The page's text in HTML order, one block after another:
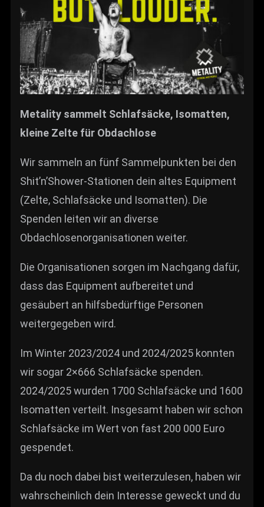
Metality sammelt Schlafsäcke, Isomatten,
kleine Zelte für Obdachlose
Wir sammeln an fünf Sammelpunkten bei den
Shit’n’Shower-Stationen dein altes Equipment
(Zelte, Schlafsäcke und Isomatten). Die
Spenden leiten wir an diverse
Obdachlosenorganisationen weiter.
Die Organisationen sorgen im Nachgang dafür,
dass das Equipment aufbereitet und
gesäubert an hilfsbedürftige Personen
weitergegeben wird.
Im Winter 2023/2024 und 2024/2025 konnten
wir sogar 2×666 Schlafsäcke spenden.
2024/2025 wurden 1700 Schlafsäcke und 1600
Isomatten verteilt. Insgesamt haben wir schon
Schlafsäcke im Wert von fast 200 000 Euro
gespendet.
Da du noch dabei bist weiterzulesen, haben wir
wahrscheinlich dein Interesse geweckt und du